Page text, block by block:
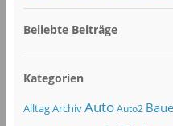
Beliebte Beiträge
Kategorien
AlltagArchivAuto Auto2